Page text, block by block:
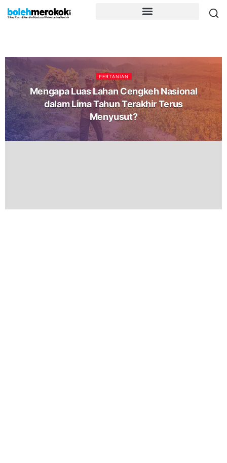
PERTANIAN
Mengapa Luas Lahan Cengkeh Nasional
dalam Lima Tahun Terakhir Terus
Menyusut?